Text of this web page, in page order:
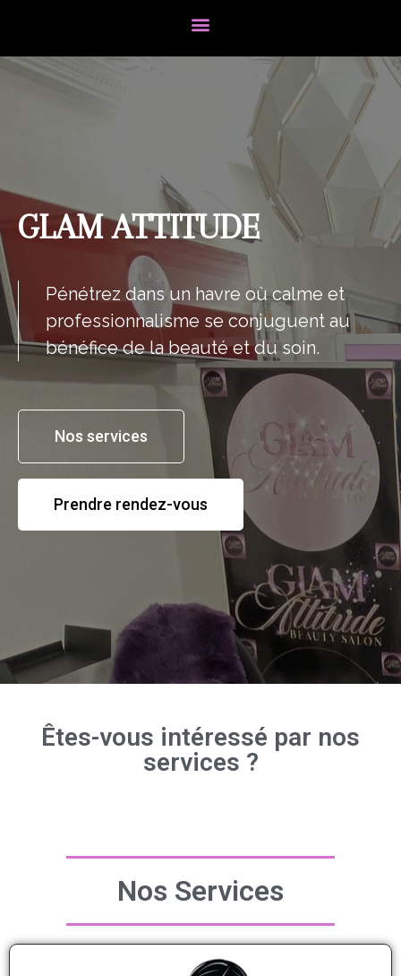
GLAM ATTITUDE
Pénétrez dans un havre où calme et
professionnalisme se conjuguent au
bénéfice de la beauté et du soin.
Nos services
Prendre rendez-vous
Êtes-vous intéressé par nos
services ?
Nos Services